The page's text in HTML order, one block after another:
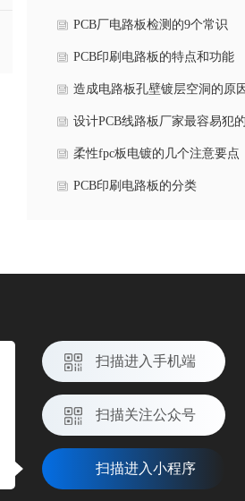
PCB厂电路板检测的9个常识
PCB印刷电路板的特点和功能
造成电路板孔壁镀层空洞的原
是什么
设计PCB线路板厂家最容易犯
六个常见问题
柔性fpc板电镀的几个注意要点
PCB印刷电路板的分类
扫描进入手机端
扫描关注公众号
扫描进入小程序